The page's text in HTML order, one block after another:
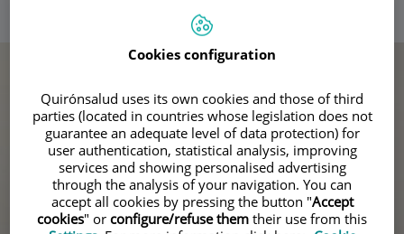
Cookies configuration
Quirónsalud uses its own cookies and those of third
parties (located in countries whose legislation does not
guarantee an adequate level of data protection) for
user authentication, statistical analysis, improving
services and showing personalised advertising
through the analysis of your navigation. You can
accept all cookies by pressing the button "Accept
cookies" or configure/refuse them their use from this